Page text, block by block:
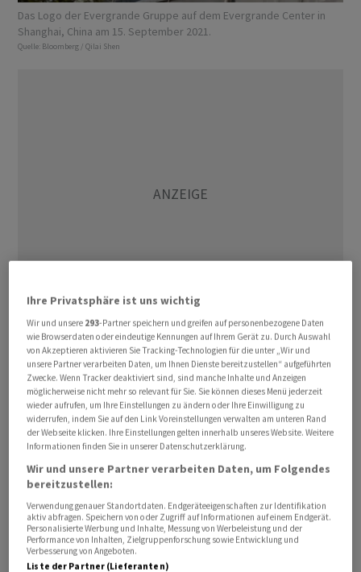
Das Logo der Evergrande Gruppe auf dem Evergrande Center in
Shanghai, China am 15. September 2021.
Quelle: Bloomberg / Qilai Shen
Einst ein 50-Milliarden-Dollar-Riese, ist nun ein weiteres
chinesisches Immobilienunternehmen Evergrande
unter Hunderten von Milliarden an Forderungen
begraben. Mit dem bevorstehenden Delisting von
Evergrande an der Hongkonger Börse schliesst sich das
Kapitel des einst wertvollsten Bauträgers Chinas. Doch
sein Niedergang ist auch symbolisch für den Wandel am
chinesischen Aktienmarkt.
Die Gewichtung des Immobiliensektors beträgt am
Mittwoch mit vier gelisteten Unternehmen noch rund 1
Prozent des CSI-Index-Marktkapitalisierung. Zum
Ihre Privatsphäre ist uns wichtig
Wir und unsere 293-Partner speichern und greifen auf personenbezogene Daten
wie Browserdaten oder eindeutige Kennungen auf Ihrem Gerät zu. Durch Auswahl
von Akzeptieren aktivieren Sie Tracking-Technologien für die unter „Wir und
unsere Partner verarbeiten Daten, um Ihnen Dienste bereitzustellen“ aufgeführten
Zwecke. Wenn Tracker deaktiviert sind, sind manche Inhalte und Anzeigen
möglicherweise nicht mehr so relevant für Sie. Sie können dieses Menü jederzeit
wieder aufrufen, um Ihre Einstellungen zu ändern oder Ihre Einwilligung zu
widerrufen, indem Sie auf den Link Voreinstellungen verwalten am unteren Rand
der Webseite klicken. Ihre Einstellungen gelten innerhalb unseres Website. Weitere
Informationen finden Sie in unserer Datenschutzerklärung.
Wir und unsere Partner verarbeiten Daten, um Folgendes
bereitzustellen:
Verwendung genauer Standortdaten. Endgeräteeigenschaften zur Identifikation
aktiv abfragen. Speichern von oder Zugriff auf Informationen auf einem Endgerät.
Personalisierte Werbung und Inhalte, Messung von Werbeleistung und der
Performance von Inhalten, Zielgruppenforschung sowie Entwicklung und
Verbesserung von Angeboten.
Liste der Partner (Lieferanten)